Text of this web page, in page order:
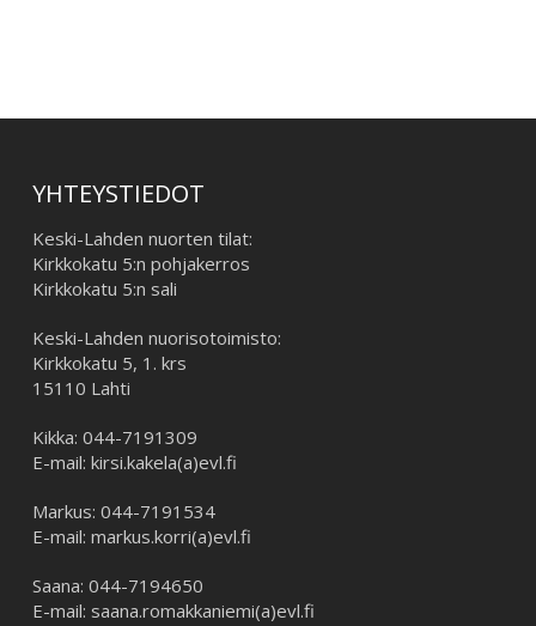
YHTEYSTIEDOT
Keski-Lahden nuorten tilat:
Kirkkokatu 5:n pohjakerros
Kirkkokatu 5:n sali
Keski-Lahden nuorisotoimisto:
Kirkkokatu 5, 1. krs
15110 Lahti
Kikka: 044-7191309
E-mail: kirsi.kakela(a)evl.fi
Markus: 044-7191534
E-mail: markus.korri(a)evl.fi
Saana: 044-7194650
E-mail: saana.romakkaniemi(a)evl.fi